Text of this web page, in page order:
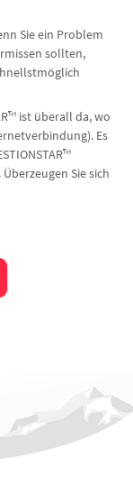
Sie ein Problem
sollten,
ist überall da, wo
Es
Sie sich